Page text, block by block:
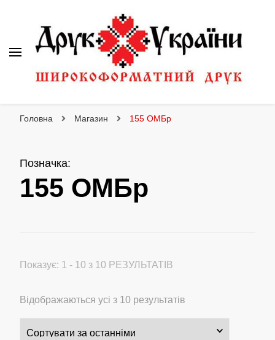
Головна Магазин 155 ОМБр
Позначка:
155 ОМБр
Показує: 1 - 10 з 10 РЕЗУЛЬТАТІВ
Відображаються усі з 10 результатів
за
останнім